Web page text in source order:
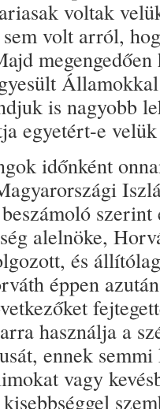
voltak
volt arról,
is nagyobb
egyetért-e
időnként
alelnöke,
és
éppen
használja a
ennek
vagy